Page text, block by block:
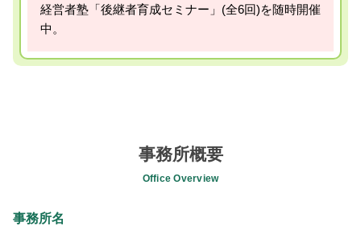
経営者塾「後継者育成セミナー」(全6回)を随時開催
中。
事務所概要
Office Overview
事務所名